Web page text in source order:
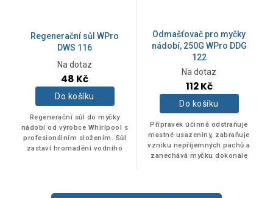
Regenerační sůl WPro
DWS 116
Na dotaz
48 Kč
Do košíku
Regenerační sůl do myčky
nádobí od výrobce Whirlpool s
profesionálním složením. Sůl
zastaví hromadění vodního
Odmašťovač pro myčky
nádobí, 250G WPro DDG
122
Na dotaz
112 Kč
Do košíku
Přípravek účinně odstraňuje
mastné usazeniny, zabraňuje
vzniku nepříjemných pachů a
zanechává myčku dokonale